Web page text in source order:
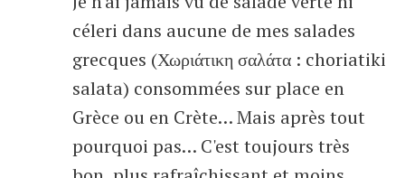
céleri dans aucune de mes salades
grecques (Χωριάτικη σαλάτα : choriatiki
salata) consommées sur place en
Grèce ou en Crète… Mais après tout
pourquoi pas… C'est toujours très